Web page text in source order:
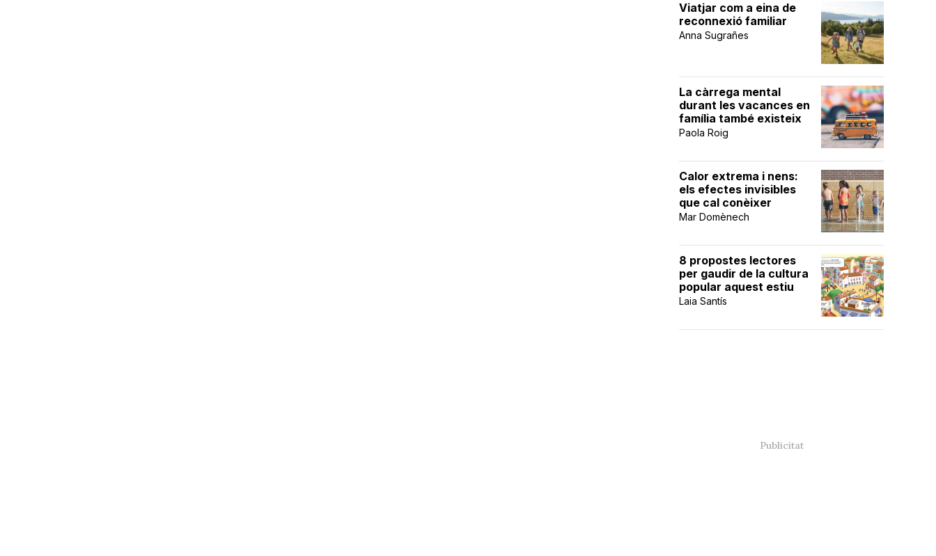
Viatjar com a eina de
reconnexió familiar
Anna Sugrañes
La càrrega mental
durant les vacances en
família també existeix
Paola Roig
Calor extrema i nens:
els efectes invisibles
que cal conèixer
Mar Domènech
8 propostes lectores
per gaudir de la cultura
popular aquest estiu
Laia Santís